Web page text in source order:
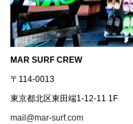
MAR SURF CREW
〒114-0013
東京都北区東田端1-12-11 1F
mail@mar-surf.com